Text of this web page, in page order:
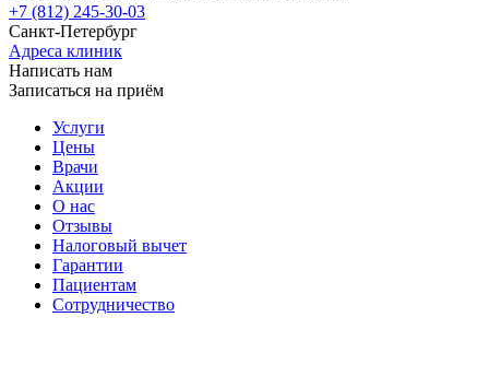
+7 (812) 245-30-03
Санкт-Петербург
Адреса клиник
Написать нам
Записаться на приём
Услуги
Цены
Врачи
Акции
О нас
Отзывы
Налоговый вычет
Гарантии
Пациентам
Сотрудничество